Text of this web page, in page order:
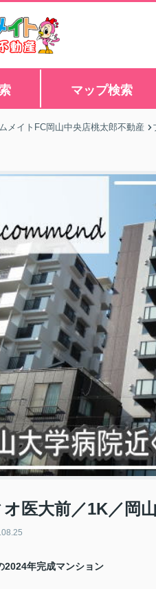
マップ検索
メイトFC岡山中央店桃太郎不動産
医大前／1K／岡
2024年完成マンション